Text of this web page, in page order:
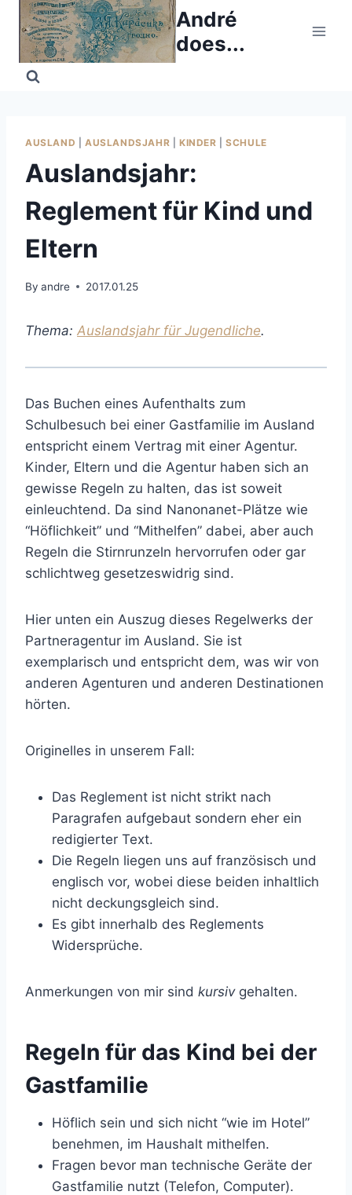
Skip
content
André
does...
AUSLAND AUSLANDSJAHR KINDER |SCHULE
Auslandsjahr:
Reglement für Kind und
Eltern
By andre 2017.01.25
Thema: Auslandsjahr für Jugendliche.
Das Buchen eines Aufenthalts zum
Schulbesuch bei einer Gastfamilie im Ausland
entspricht einem Vertrag mit einer Agentur.
Kinder, Eltern und die Agentur haben sich an
gewisse Regeln zu halten, das ist soweit
einleuchtend. Da sind Nanonanet-Plätze wie
“Höflichkeit” und “Mithelfen” dabei, aber auch
Regeln die Stirnrunzeln hervorrufen oder gar
schlichtweg gesetzeswidrig sind.
Hier unten ein Auszug dieses Regelwerks der
Partneragentur im Ausland. Sie ist
exemplarisch und entspricht dem, was wir von
anderen Agenturen und anderen Destinationen
hörten.
Originelles in unserem Fall:
Das Reglement ist nicht strikt nach
Paragrafen aufgebaut sondern eher ein
redigierter Text.
Die Regeln liegen uns auf französisch und
englisch vor, wobei diese beiden inhaltlich
nicht deckungsgleich sind.
Es gibt innerhalb des Reglements
Widersprüche.
Anmerkungen von mir sind kursivgehalten.
Regeln für das Kind bei der
Gastfamilie
Höflich sein und sich nicht “wie im Hotel”
benehmen, im Haushalt mithelfen.
Fragen bevor man technische Geräte der
Gastfamilie nutzt (Telefon, Computer).